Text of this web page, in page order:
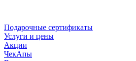
Подарочные сертификаты
Услуги и цены
Акции
ЧекАпы